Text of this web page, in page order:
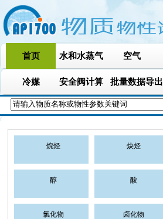
首页 水和水蒸气 空气
冷媒 安全阀计算 批量数据导出
烷烃 炔烃
醇 酸
氯化物 卤化物